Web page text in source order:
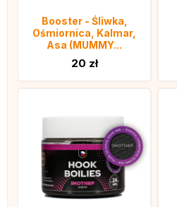
Booster - Śliwka,
Ośmiornica, Kalmar,
Asa (MUMMY...
20 zł